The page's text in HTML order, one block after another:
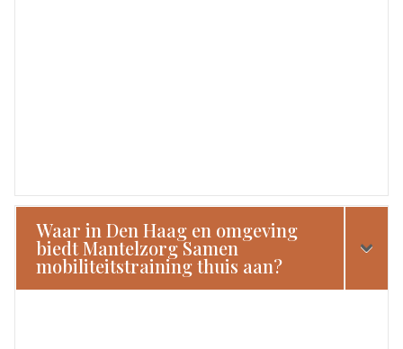
Waar in Den Haag en omgeving
biedt Mantelzorg Samen
mobiliteitstraining thuis aan?